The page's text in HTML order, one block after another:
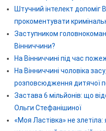
Штучний інтелект допоміг
прокоментувати
Заступником
Вінниччини?
На Вінниччині під час
На Вінниччині чоловіка
розповсюдження дитячої
Застава 6 мільйонів: що
Ольги Стефанішиної
«Моя Ластівка» не злетіла: